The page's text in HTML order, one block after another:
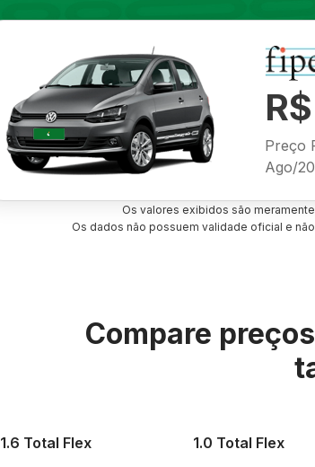
Preço
Ago/
Os valores exibidos são
Os dados não possuem validade oficial e
Compare
1.6 Total Flex 1.0 Total Flex